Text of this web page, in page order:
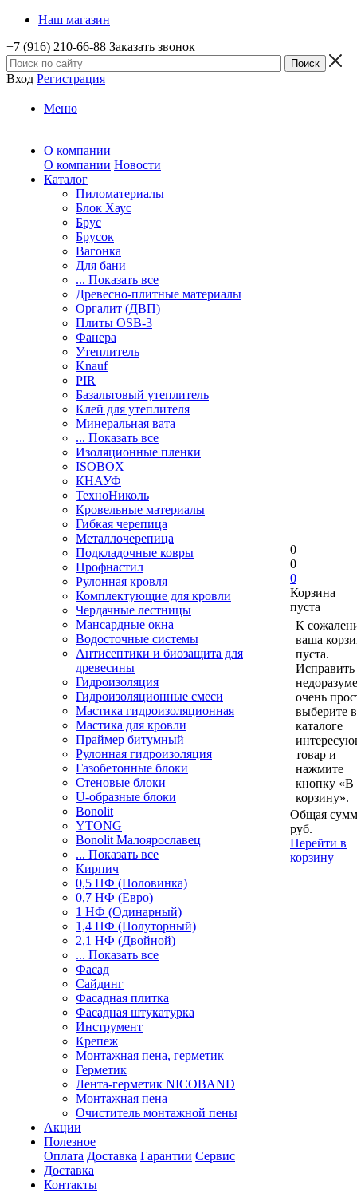
Наш магазин
+7 (916) 210-66-88 Заказать звонок
Вход Регистрация
Меню
О компании
О компании Новости
Каталог
Пиломатериалы
Блок Хаус
Брус
Брусок
Вагонка
Для бани
... Показать все
Древесно-плитные материалы
Оргалит (ДВП)
Плиты OSB-3
Фанера
Утеплитель
Knauf
PIR
Базальтовый утеплитель
Клей для утеплителя
Минеральная вата
... Показать все
Изоляционные пленки
ISOBOX
КНАУФ
ТехноНиколь
Кровельные материалы
Гибкая черепица
Металлочерепица
Подкладочные ковры
Профнастил
Рулонная кровля
Комплектующие для кровли
Чердачные лестницы
Мансардные окна
Водосточные системы
Антисептики и биозащита для
древесины
Гидроизоляция
Гидроизоляционные смеси
Мастика гидроизоляционная
Мастика для кровли
Праймер битумный
Рулонная гидроизоляция
Газобетонные блоки
Стеновые блоки
U-образные блоки
Bonolit
YTONG
Bonolit Малоярославец
... Показать все
Кирпич
0,5 НФ (Половинка)
0,7 НФ (Евро)
1 НФ (Одинарный)
1,4 НФ (Полуторный)
2,1 НФ (Двойной)
... Показать все
Фасад
Сайдинг
Фасадная плитка
Фасадная штукатурка
Инструмент
Крепеж
Монтажная пена, герметик
Герметик
Лента-герметик NICOBAND
Монтажная пена
Очиститель монтажной пены
Акции
Полезное
Оплата Доставка Гарантии Сервис
Доставка
Контакты
0
0
0
Корзина
пуста
К
ваша
пуста.
Исправить
очень
выберите в
каталоге
товар и
нажмите
кнопку «В
корзину».
Общая
руб.
Перейти в
корзину